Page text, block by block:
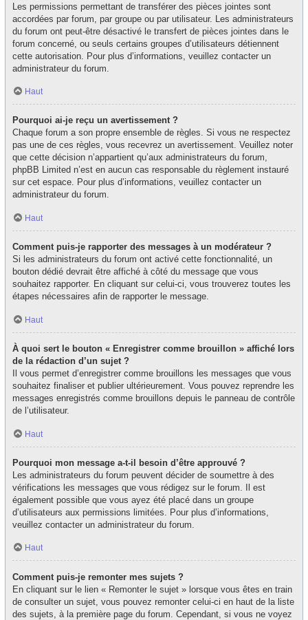
Les permissions permettant de transférer des pièces jointes sont
accordées par forum, par groupe ou par utilisateur. Les administrateurs
du forum ont peut-être désactivé le transfert de pièces jointes dans le
forum concerné, ou seuls certains groupes d’utilisateurs détiennent
cette autorisation. Pour plus d’informations, veuillez contacter un
administrateur du forum.
Haut
Pourquoi ai-je reçu un avertissement ?
Chaque forum a son propre ensemble de règles. Si vous ne respectez
pas une de ces règles, vous recevrez un avertissement. Veuillez noter
que cette décision n’appartient qu’aux administrateurs du forum,
phpBB Limited n’est en aucun cas responsable du règlement instauré
sur cet espace. Pour plus d’informations, veuillez contacter un
administrateur du forum.
Haut
Comment puis-je rapporter des messages à un modérateur ?
Si les administrateurs du forum ont activé cette fonctionnalité, un
bouton dédié devrait être affiché à côté du message que vous
souhaitez rapporter. En cliquant sur celui-ci, vous trouverez toutes les
étapes nécessaires afin de rapporter le message.
Haut
À quoi sert le bouton « Enregistrer comme brouillon » affiché lors
de la rédaction d’un sujet ?
Il vous permet d’enregistrer comme brouillons les messages que vous
souhaitez finaliser et publier ultérieurement. Vous pouvez reprendre les
messages enregistrés comme brouillons depuis le panneau de contrôle
de l’utilisateur.
Haut
Pourquoi mon message a-t-il besoin d’être approuvé ?
Les administrateurs du forum peuvent décider de soumettre à des
vérifications les messages que vous rédigez sur le forum. Il est
également possible que vous ayez été placé dans un groupe
d’utilisateurs aux permissions limitées. Pour plus d’informations,
veuillez contacter un administrateur du forum.
Haut
Comment puis-je remonter mes sujets ?
En cliquant sur le lien « Remonter le sujet » lorsque vous êtes en train
de consulter un sujet, vous pouvez remonter celui-ci en haut de la liste
des sujets, à la première page du forum. Cependant, si vous ne voyez